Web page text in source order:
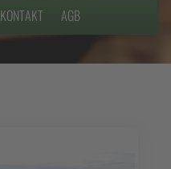
KONTAKT AGB